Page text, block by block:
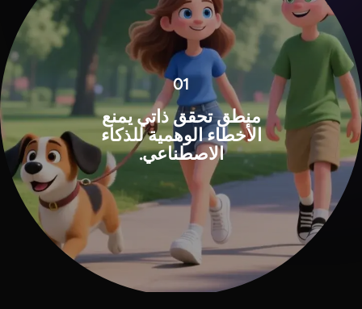
01
منطق تحقق ذاتي يمنع
الأخطاء الوهمية للذكاء
الاصطناعي.